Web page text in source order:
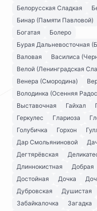
Белорусская Сладкая
Бинар (Памяти Павловой)
Богатая
Болеро
Бурая Дальневосточная
Валовая
Василиса
Велой (Ленинградская
Венера (Смородина)
Володинка (Осенняя
Выставочная
Гайхал
Геркулес
Глариоза
Голубичка
Горхон
Дар Смольяниновой
Дегтярёвская
Длиннокистная
Добрая
Достойная
Дочка
Дубровская
Душистая
Забайкалочка
Загадка